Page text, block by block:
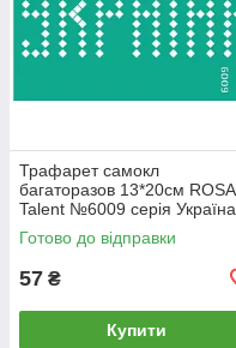
Трафарет самокл
багаторазов 13*20см ROSA
Talent №6009 серія Україна
GTP50086009
Готово до відправки
57 ₴
Купити